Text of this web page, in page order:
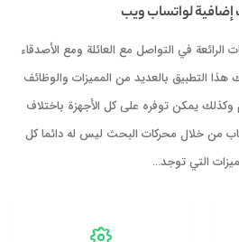
إضافية لواتساب ويب
في التواصل مع العائلة ومع الأصدقاء
هذا التطبيق بالعديد من المميزات والوظائف
وكذلك يمكن توفره على كل الأجهزة باختلاف
من خلال محركات البحث ليس له دائما كل
التي توجد…